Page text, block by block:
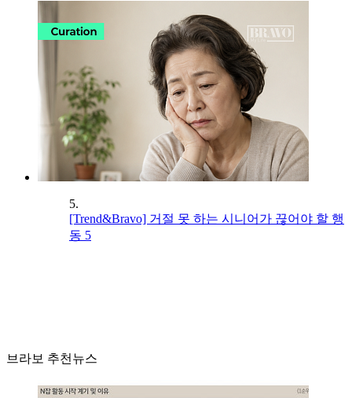
5.
[Trend&Bravo] 거절 못 하는 시니어가 끊어야 할 행
동 5
브라보 추천뉴스